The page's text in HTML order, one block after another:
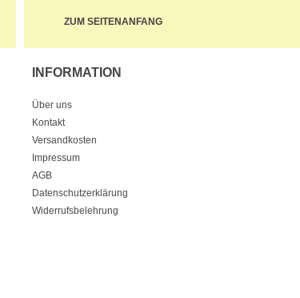
ZUM SEITENANFANG
INFORMATION
Über uns
Kontakt
Versandkosten
Impressum
AGB
Datenschutzerklärung
Widerrufsbelehrung